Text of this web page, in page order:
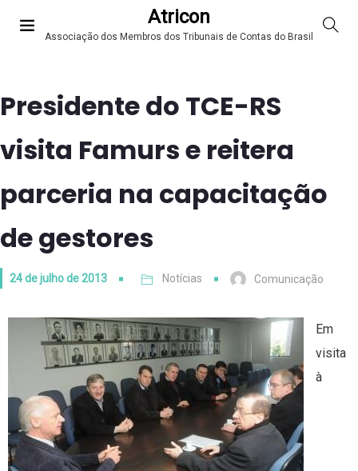
Atricon
Associação dos Membros dos Tribunais de Contas do Brasil
Presidente do TCE-RS
visita Famurs e reitera
parceria na capacitação
de gestores
24 de julho de 2013 Notícias Comunicação
Em
visita
à